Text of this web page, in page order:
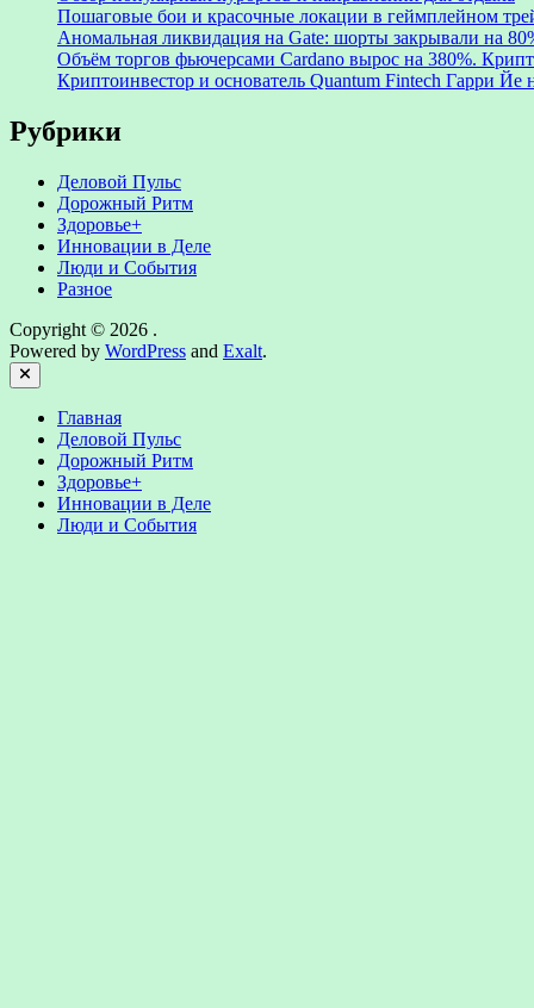
Пошаговые бои и красочные локации в геймплейном
Аномальная ликвидация на Gate: шорты закрывали на
Объём торгов фьючерсами Cardano вырос на 380%.
Криптоинвестор и основатель Quantum Fintech Гарри Йе
Рубрики
Деловой Пульс
Дорожный Ритм
Здоровье+
Инновации в Деле
Люди и События
Разное
Copyright © 2026 .
Powered by WordPress and Exalt.
Close
Главная
Деловой Пульс
Дорожный Ритм
Здоровье+
Инновации в Деле
Люди и События